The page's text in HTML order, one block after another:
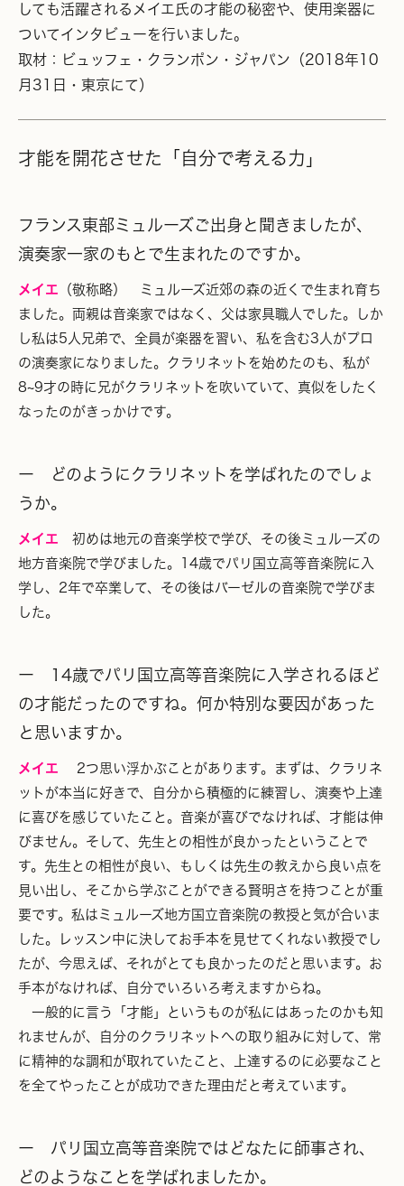
しても活躍されるメイエ氏の才能の秘密や、使用楽器に
ついてインタビューを行いました。
取材：ビュッフェ・クランポン・ジャパン（2018年10
月31日・東京にて）
才能を開花させた「自分で考える力」
フランス東部ミュルーズご出身と聞きましたが、
演奏家一家のもとで生まれたのですか。
メイエ
（敬称略） ミュルーズ近郊の森の近くで生まれ育ち
ました。両親は音楽家ではなく、父は家具職人でした。しか
し私は5人兄弟で、全員が楽器を習い、私を含む3人がプロ
の演奏家になりました。クラリネットを始めたのも、私が
8~9才の時に兄がクラリネットを吹いていて、真似をしたく
なったのがきっかけです。
ー どのようにクラリネットを学ばれたのでしょ
うか。
メイエ
初めは地元の音楽学校で学び、その後ミュルーズの
地方音楽院で学びました。14歳でパリ国立高等音楽院に入
学し、2年で卒業して、その後はバーゼルの音楽院で学びま
した。
ー 14歳でパリ国立高等音楽院に入学されるほど
の才能だったのですね。何か特別な要因があった
と思いますか。
メイエ
2つ思い浮かぶことがあります。まずは、クラリネ
ットが本当に好きで、自分から積極的に練習し、演奏や上達
に喜びを感じていたこと。音楽が喜びでなければ、才能は伸
びません。そして、先生との相性が良かったということで
す。先生との相性が良い、もしくは先生の教えから良い点を
見い出し、そこから学ぶことができる賢明さを持つことが重
要です。私はミュルーズ地方国立音楽院の教授と気が合いま
した。レッスン中に決してお手本を見せてくれない教授でし
たが、今思えば、それがとても良かったのだと思います。お
手本がなければ、自分でいろいろ考えますからね。
一般的に言う「才能」というものが私にはあったのかも知
れませんが、自分のクラリネットへの取り組みに対して、常
に精神的な調和が取れていたこと、上達するのに必要なこと
を全てやったことが成功できた理由だと考えています。
ー パリ国立高等音楽院ではどなたに師事され、
どのようなことを学ばれましたか。